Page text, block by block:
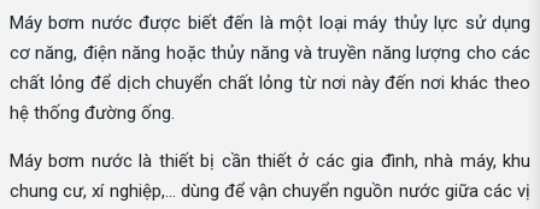
Máy bơm nước được biết đến là một loại máy thủy lực sử dụng
cơ năng, điện năng hoặc thủy năng và truyền năng lượng cho các
chất lỏng để dịch chuyển chất lỏng từ nơi này đến nơi khác theo
hệ thống đường ống.
Máy bơm nước là thiết bị cần thiết ở các gia đình, nhà máy, khu
chung cư, xí nghiệp,... dùng để vận chuyển nguồn nước giữa các vị